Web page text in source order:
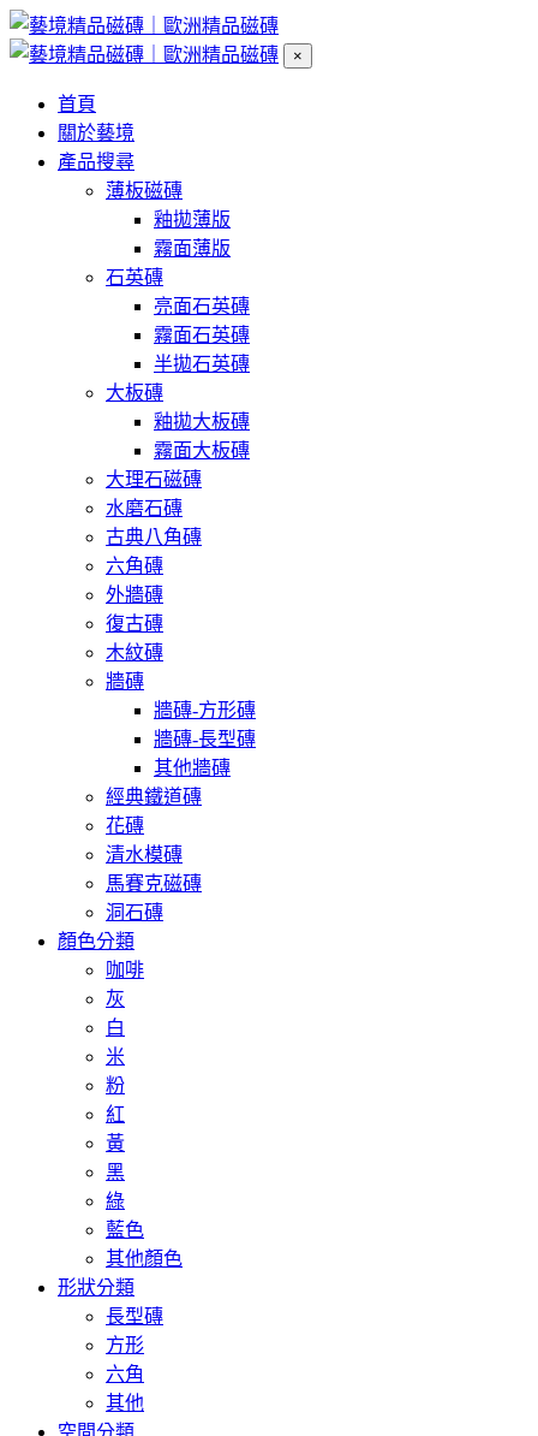
×
首頁
關於藝境
產品搜尋
薄板磁磚
釉拋薄版
霧面薄版
石英磚
亮面石英磚
霧面石英磚
半拋石英磚
大板磚
釉拋大板磚
霧面大板磚
大理石磁磚
水磨石磚
古典八角磚
六角磚
外牆磚
復古磚
木紋磚
牆磚
牆磚-方形磚
牆磚-長型磚
其他牆磚
經典鐵道磚
花磚
清水模磚
馬賽克磁磚
洞石磚
顏色分類
咖啡
灰
白
米
粉
紅
黃
黑
綠
藍色
其他顏色
形狀分類
長型磚
方形
六角
其他
空間分類